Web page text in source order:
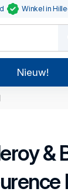
Winkel in
Nieuw!
&